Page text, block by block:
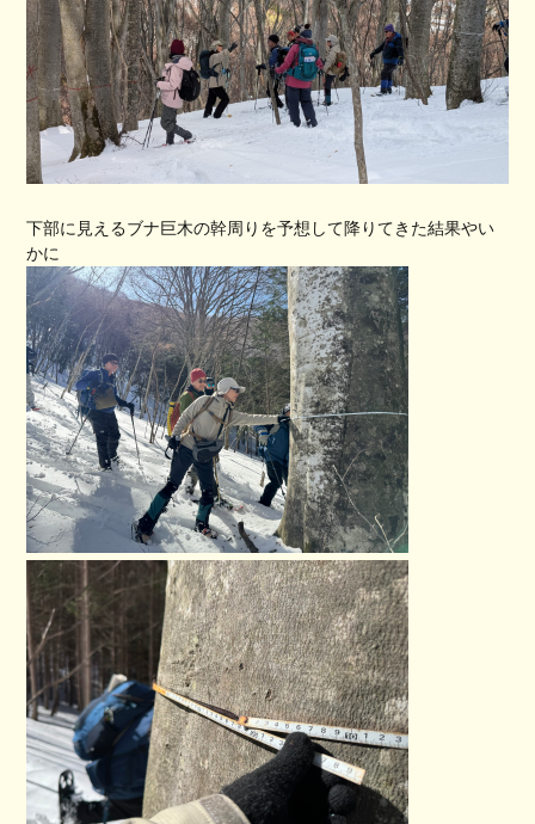
下部に見えるブナ巨木の幹周りを予想して降りてきた結果やい
かに